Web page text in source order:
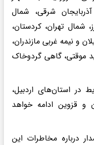
شرقی، شمال
شمال تهران، کردستان،
و نیمه غربی مازندران،
موقتی، گاهی گردوخاک
در استان‌های اردبیل،
و قزوین ادامه خواهد
درباره مخاطرات این